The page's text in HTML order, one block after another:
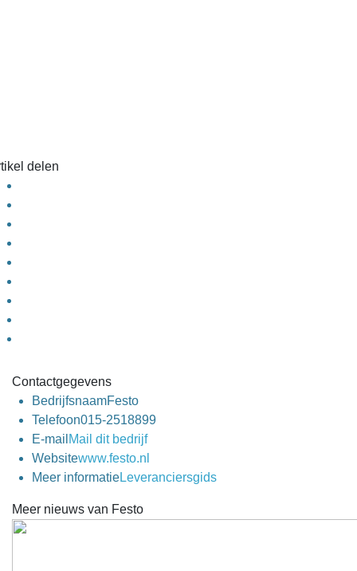
delen
Contactgegevens
BedrijfsnaamFesto
Telefoon015-2518899
E-mail Mail dit bedrijf
Websitewww.festo.nl
Meer informatieLeveranciersgids
Meer nieuws van Festo